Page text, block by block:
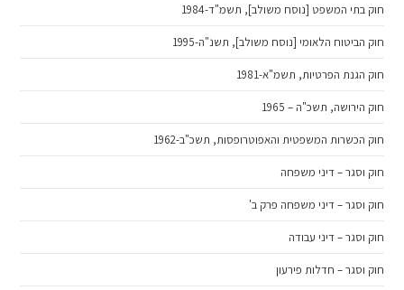
חוק בתי המשפט [נוסח משולב], תשמ"ד-1984
חוק הביטוח הלאומי [נוסח משולב], תשנ"ה-1995
חוק הגנת הפרטיות, תשמ"א-1981
חוק הירושה, תשכ"ה – 1965
חוק הכשרות המשפטית והאפוטרופסות, תשכ"ב-1962
חוק וסגר – דיני משפחה
חוק וסגר – דיני משפחה פרק ב'
חוק וסגר – דיני עבודה
חוק וסגר – חדלות פירעון